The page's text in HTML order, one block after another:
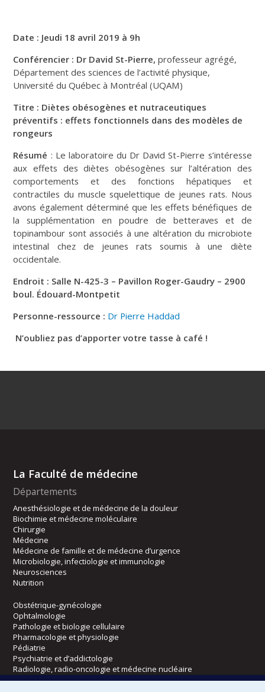
Date : Jeudi 18 avril 2019 à 9h
Conférencier : Dr David St-Pierre,professeur agrégé,
Département des sciences de l’activité physique,
Université du Québec à Montréal (UQAM)
Titre : Diètes obésogènes et nutraceutiques
préventifs : effets fonctionnels dans des modèles de
rongeurs
Résumé : Le laboratoire du Dr David St-Pierre s’intéresse
aux effets des diètes obésogènes sur l’altération des
comportements et des fonctions hépatiques et
contractiles du muscle squelettique de jeunes rats. Nous
avons également déterminé que les effets bénéfiques de
la supplémentation en poudre de betteraves et de
topinambour sont associés à une altération du microbiote
intestinal chez de jeunes rats soumis à une diète
occidentale.
Endroit : Salle N-425-3 – Pavillon Roger-Gaudry – 2900
boul. Édouard-Montpetit
Personne-ressource : Dr Pierre Haddad
N’oubliez pas d’apporter votre tasse à café !
La Faculté de médecine
Départements
Anesthésiologie et de médecine de la douleur
Biochimie et médecine moléculaire
Chirurgie
Médecine
Médecine de famille et de médecine d’urgence
Microbiologie, infectiologie et immunologie
Neurosciences
Nutrition
Obstétrique-gynécologie
Ophtalmologie
Pathologie et biologie cellulaire
Pharmacologie et physiologie
Pédiatrie
Psychiatrie et d’addictologie
Radiologie, radio-oncologie et médecine nucléaire